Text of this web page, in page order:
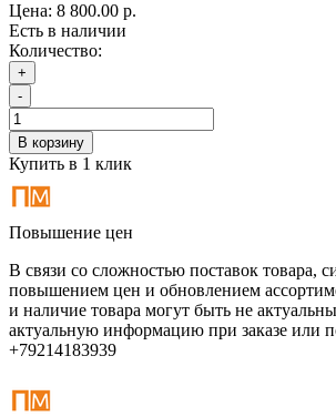
Цена: 8 800.00 р.
Есть в наличии
Количество:
+
-
В корзину
Купить в 1 клик
Повышение цен
В связи со сложностью поставок товара,
повышением цен и обновлением
и наличие товара могут быть не
актуальную информацию при заказе или
+79214183939